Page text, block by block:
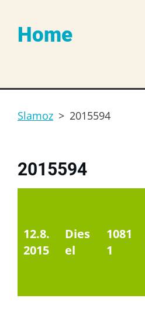
Home
Slamoz > 2015594
2015594
12.8.
2015
Dies
el
1081
1